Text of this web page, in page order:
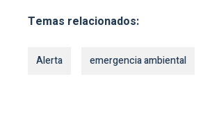
Temas relacionados:
Alerta emergencia ambiental